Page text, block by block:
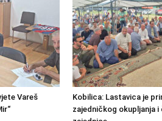
Vareš
Kobilica: Lastavica je
zajedničkog okupljanja i